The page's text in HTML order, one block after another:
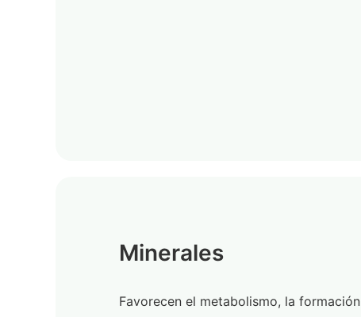
Minerales
Favorecen el metabolismo, la formación